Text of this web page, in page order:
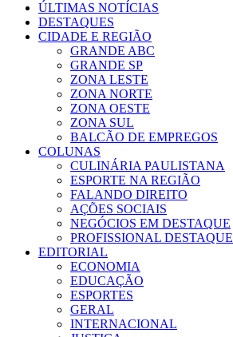
ÚLTIMAS NOTÍCIAS
DESTAQUES
CIDADE E REGIÃO
GRANDE ABC
GRANDE SP
ZONA LESTE
ZONA NORTE
ZONA OESTE
ZONA SUL
BALCÃO DE EMPREGOS
COLUNAS
CULINÁRIA PAULISTANA
ESPORTE NA REGIÃO
FALANDO DIREITO
AÇÕES SOCIAIS
NEGÓCIOS EM DESTAQUE
PROFISSIONAL DESTAQUE
EDITORIAL
ECONOMIA
EDUCAÇÃO
ESPORTES
GERAL
INTERNACIONAL